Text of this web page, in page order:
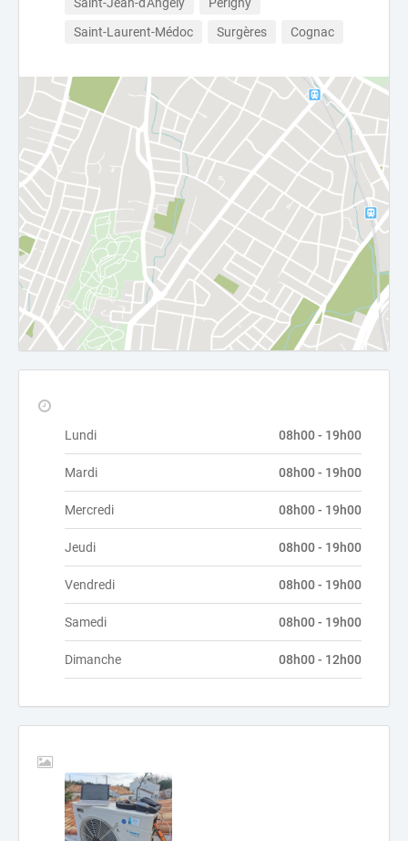
Saint-Laurent-Médoc
Surgères Cognac
Lundi 08h00 - 19h00
Mardi 08h00 - 19h00
Mercredi 08h00 - 19h00
Jeudi 08h00 - 19h00
Vendredi 08h00 - 19h00
Samedi 08h00 - 19h00
Dimanche 08h00 - 12h00